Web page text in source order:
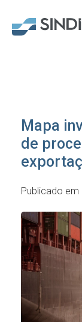
Mapa
de
Publicado